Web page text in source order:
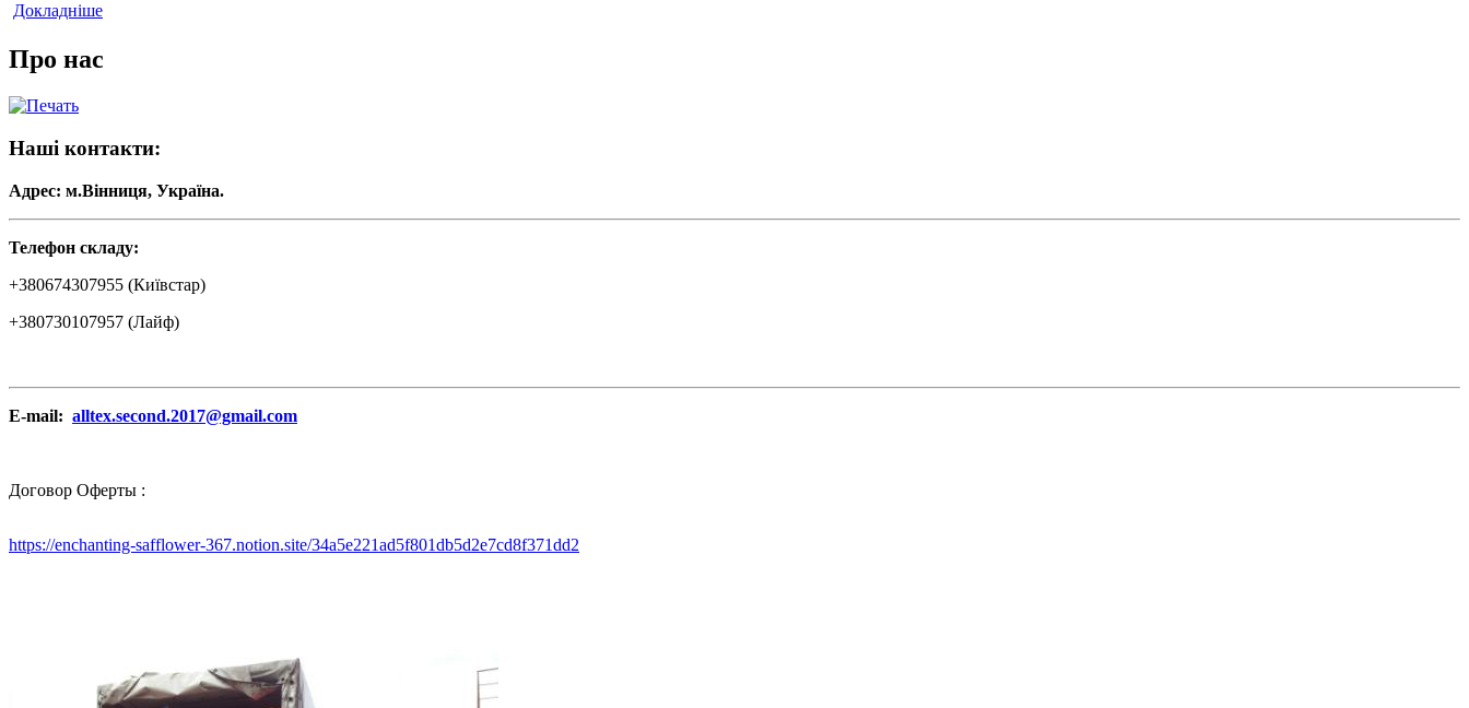
Докладніше
Про нас
Наші контакти:
Адрес: м.Вінниця, Україна.
Телефон складу:
+380674307955 (Київстар)
+380730107957 (Лайф)
E-mail: alltex.second.2017@gmail.com
Договор Оферты :
https://enchanting-safflower-367.notion.site/34a5e221ad5f801db5d2e7cd8f371dd2